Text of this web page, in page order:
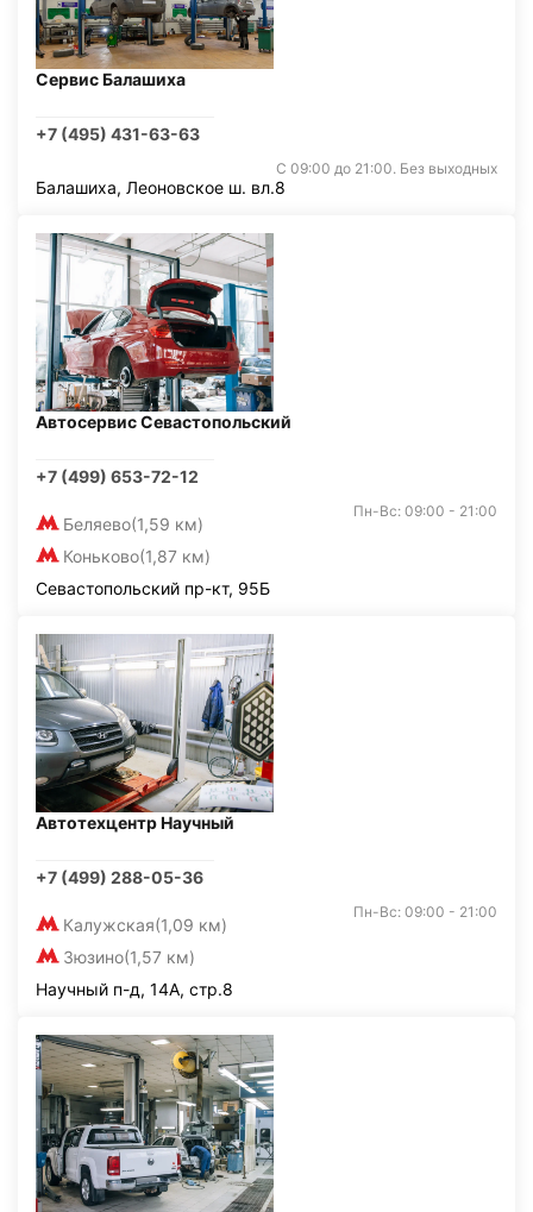
Сервис Балашиха
+7 (495) 431-63-63
С 09:00 до 21:00. Без выходных
Балашиха, Леоновское ш. вл.8
Автосервис Севастопольский
+7 (499) 653-72-12
Беляево(1,59 км)
Коньково(1,87 км)
Пн-Вс: 09:00 - 21:00
Севастопольский пр-кт, 95Б
Автотехцентр Научный
+7 (499) 288-05-36
Калужская(1,09 км)
Зюзино(1,57 км)
Пн-Вс: 09:00 - 21:00
Научный п-д, 14А, стр.8